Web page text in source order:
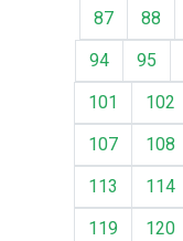
87
88
94
95
101
102
107
108
113
114
119
120